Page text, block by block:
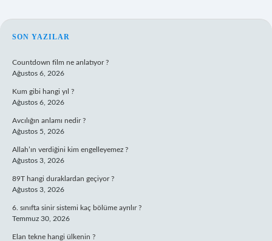
SIDEBAR
SON YAZILAR
Countdown film ne anlatıyor ?
Ağustos 6, 2026
Kum gibi hangi yıl ?
Ağustos 6, 2026
Avcılığın anlamı nedir ?
Ağustos 5, 2026
Allah’ın verdiğini kim engelleyemez ?
Ağustos 3, 2026
89T hangi duraklardan geçiyor ?
Ağustos 3, 2026
6. sınıfta sinir sistemi kaç bölüme ayrılır ?
Temmuz 30, 2026
Elan tekne hangi ülkenin ?